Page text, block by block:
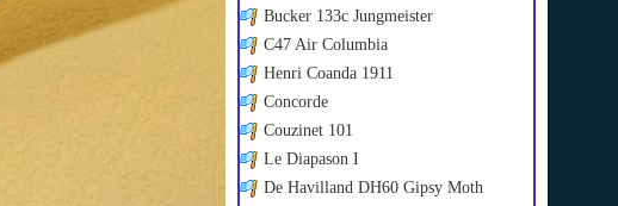
Bucker 133c Jungmeister
C47 Air Columbia
Henri Coanda 1911
Concorde
Couzinet 101
Le Diapason I
De Havilland DH60 Gipsy Moth